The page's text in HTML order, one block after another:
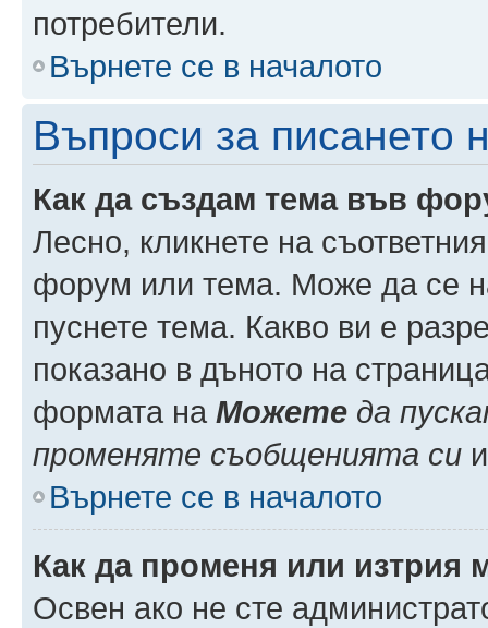
потребители.
Върнете се в началото
Въпроси за писането
Как да създам тема във
Лесно, кликнете на
форум или тема. Може да се
пуснете тема. Какво ви е
показано в дъното на
формата на Можете да
променяте съобщенията си
Върнете се в началото
Как да променя или изтрия
Освен ако не сте